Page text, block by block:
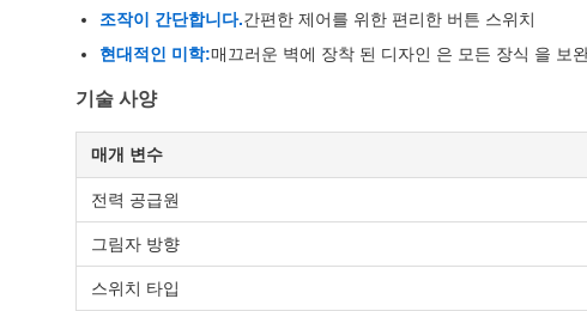
조작이 간단합니다.간편한 제어를 위한 편리한 버튼 스위치
현대적인 미학:매끄러운 벽에 장착 된 디자인 은 모든 장식 을 보
기술 사양
매개 변수
전력 공급원
그림자 방향
스위치 타입